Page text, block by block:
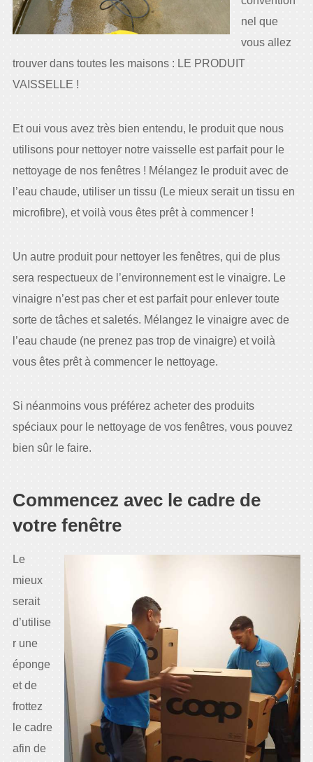
nel que
vous allez
trouver dans toutes les maisons : LE PRODUIT
VAISSELLE !
Et oui vous avez très bien entendu, le produit que nous
utilisons pour nettoyer notre vaisselle est parfait pour le
nettoyage de nos fenêtres ! Mélangez le produit avec de
l’eau chaude, utiliser un tissu (Le mieux serait un tissu en
microfibre), et voilà vous êtes prêt à commencer !
Un autre produit pour nettoyer les fenêtres, qui de plus
sera respectueux de l’environnement est le vinaigre. Le
vinaigre n’est pas cher et est parfait pour enlever toute
sorte de tâches et saletés. Mélangez le vinaigre avec de
l’eau chaude (ne prenez pas trop de vinaigre) et voilà
vous êtes prêt à commencer le nettoyage.
Si néanmoins vous préférez acheter des produits
spéciaux pour le nettoyage de vos fenêtres, vous pouvez
bien sûr le faire.
Commencez avec le cadre de
votre fenêtre
Le
mieux
serait
d’utilise
r une
éponge
et de
frottez
le cadre
afin de